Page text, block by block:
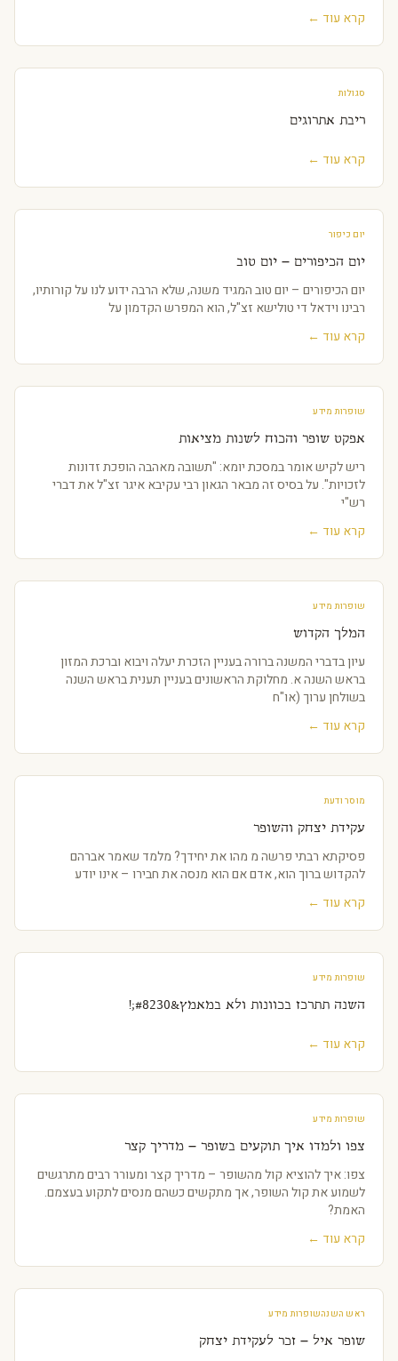
קרא עוד ←
סגולות
ריבת אתרוגים
קרא עוד ←
יום כיפור
יום הכיפורים – יום טוב
יום הכיפורים – יום טוב המגיד משנה, שלא הרבה ידוע לנו על קורותיו,
רבינו וידאל די טולישא זצ"ל, הוא המפרש הקדמון על
קרא עוד ←
שופרות מידע
אפקט שופר והכוח לשנות מציאות
ריש לקיש אומר במסכת יומא: "תשובה מאהבה הופכת זדונות
לזכויות". על בסיס זה מבאר הגאון רבי עקיבא איגר זצ"ל את דברי
רש"י
קרא עוד ←
שופרות מידע
המלך הקדוש
עיון בדברי המשנה ברורה בעניין הזכרת יעלה ויבוא וברכת המזון
בראש השנה א. מחלוקת הראשונים בעניין תענית בראש השנה
בשולחן ערוך (או"ח
קרא עוד ←
מוסר ודעת
עקידת יצחק והשופר
פסיקתא רבתי פרשה מ מהו את יחידך? מלמד שאמר אברהם
להקדוש ברוך הוא, אדם אם הוא מנסה את חבירו – אינו יודע
קרא עוד ←
שופרות מידע
השנה תתרכז בכוונות ולא במאמץ&#8230;!
קרא עוד ←
שופרות מידע
צפו ולמדו איך תוקעים בשופר – מדריך קצר
צפו: איך להוציא קול מהשופר – מדריך קצר ומעורר רבים מתרגשים
לשמוע את קול השופר, אך מתקשים כשהם מנסים לתקוע בעצמם.
האמת?
קרא עוד ←
ראש השנהשופרות מידע
שופר איל – זכר לעקידת יצחק